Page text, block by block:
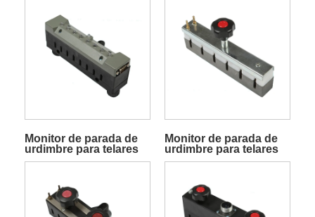
Monitor de parada de
urdimbre para telares
Monitor de parada de
urdimbre para telares